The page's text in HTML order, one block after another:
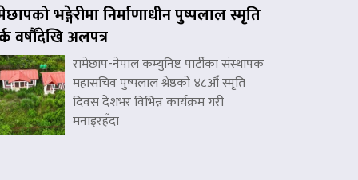
भङ्गेरीमा निर्माणाधीन पुष्पलाल स्मृति
वर्षौंदेखि अलपत्र
रामेछाप-नेपाल कम्युनिष्ट पार्टीका संस्थापक
महासचिव पुष्पलाल श्रेष्ठको ४८औँ स्मृति
दिवस देशभर विभिन्न कार्यक्रम गरी
मनाइरहँदा